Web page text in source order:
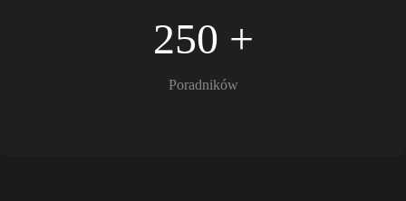
250 +
Poradników